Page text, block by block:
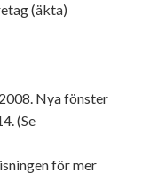
(äkta)
Nya fönster
(Se
för mer